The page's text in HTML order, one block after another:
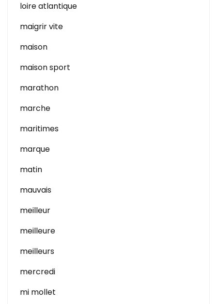
loire atlantique
maigrir vite
maison
maison sport
marathon
marche
maritimes
marque
matin
mauvais
meilleur
meilleure
meilleurs
mercredi
mi mollet